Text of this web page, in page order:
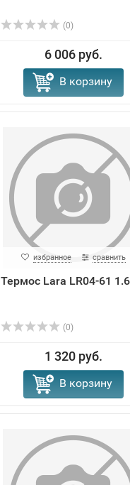
(0)
6 006 руб.
В корзину
избранное сравнить
Термос Lara LR04-61
(0)
1 320 руб.
В корзину